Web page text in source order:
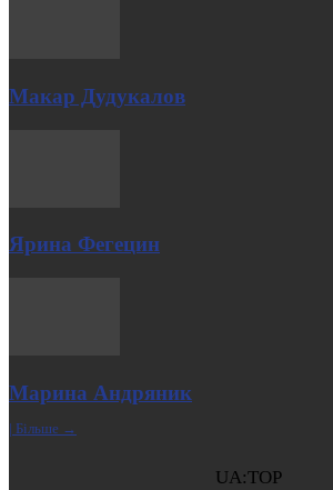
Макар Дудукалов
Ярина Фегецин
Марина Андряник
| Більше →
UA:TOP